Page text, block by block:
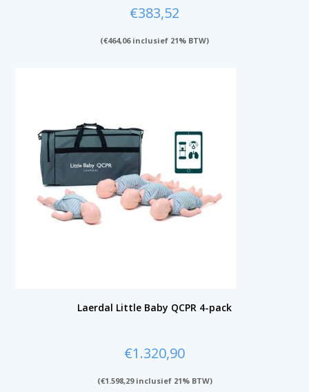
€383,52
(€464,06inclusief 21% BTW)
Laerdal Little Baby QCPR 4-pack
€1.320,90
(€1.598,29inclusief 21% BTW)